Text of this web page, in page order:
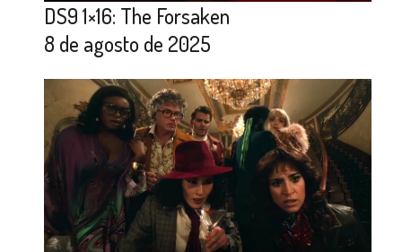
DS9 1×16: The Forsaken
8 de agosto de 2025